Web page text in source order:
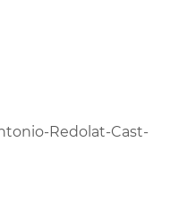
Redolat-Cast-